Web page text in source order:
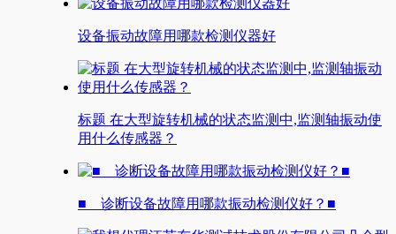
设备振动故障用哪款检测仪器好
标题 在大型旋转机械的状态监测中,监测轴振动使
用什么传感器？
■ 诊断设备故障用哪款振动检测仪好？■